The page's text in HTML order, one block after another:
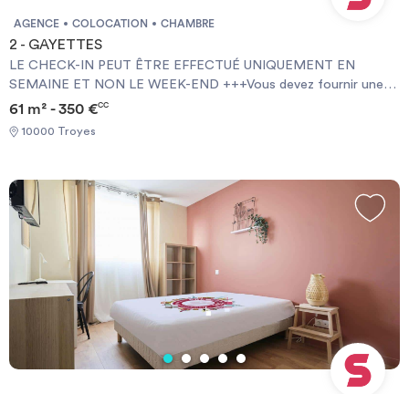
AGENCE COLOCATION CHAMBRE
2 - GAYETTES
LE CHECK-IN PEUT ÊTRE EFFECTUÉ UNIQUEMENT EN
SEMAINE ET NON LE WEEK-END +++Vous devez fournir une
Garantie Visale obligatoirement et une assurance habitation+++
[ENG] CHECK-IN CAN ONLY BE DONE ON WEEKDAYS AND
NOT AT WEEKENDS +++You must provide a Visale Guarantee
61 m² - 350 €CC
10000 Troyes